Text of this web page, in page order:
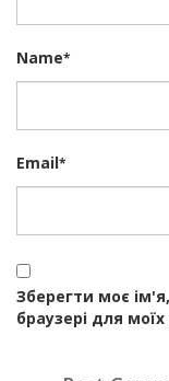
Name*
Email*
Зберегти моє
браузері для